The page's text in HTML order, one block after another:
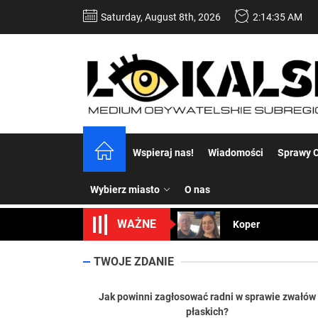
Saturday, August 8th, 2026 2:14:36 AM
Wspieraj nas! Wiadomości Sprawy
Wybierz miasto O nas
WAŻNE
Koper – część 2.
Uwaga Dębieńsko
Ilu mieszkańców
TWOJE ZDANIE
Jak powinni zagłosować radni w sprawie zwałów
płaskich?